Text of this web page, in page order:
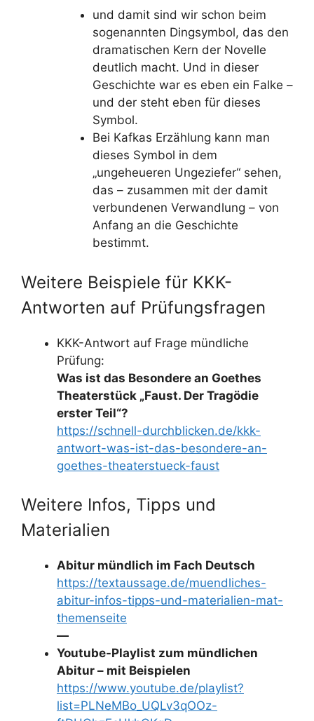
und damit sind wir schon beim
sogenannten Dingsymbol, das den
dramatischen Kern der Novelle
deutlich macht. Und in dieser
Geschichte war es eben ein Falke –
und der steht eben für dieses
Symbol.
Bei Kafkas Erzählung kann man
dieses Symbol in dem
„ungeheueren Ungeziefer“ sehen,
das – zusammen mit der damit
verbundenen Verwandlung – von
Anfang an die Geschichte
bestimmt.
Weitere Beispiele für KKK-
Antworten auf Prüfungsfragen
KKK-Antwort auf Frage mündliche
Prüfung:
Was ist das Besondere an Goethes
Theaterstück „Faust. Der Tragödie
erster Teil“?
https://schnell-durchblicken.de/kkk-
antwort-was-ist-das-besondere-an-
goethes-theaterstueck-faust
Weitere Infos, Tipps und
Materialien
Abitur mündlich im Fach Deutsch
https://textaussage.de/muendliches-
abitur-infos-tipps-und-materialien-mat-
themenseite
—
Youtube-Playlist zum mündlichen
Abitur – mit Beispielen
https://www.youtube.de/playlist?
list=PLNeMBo_UQLv3qOOz-